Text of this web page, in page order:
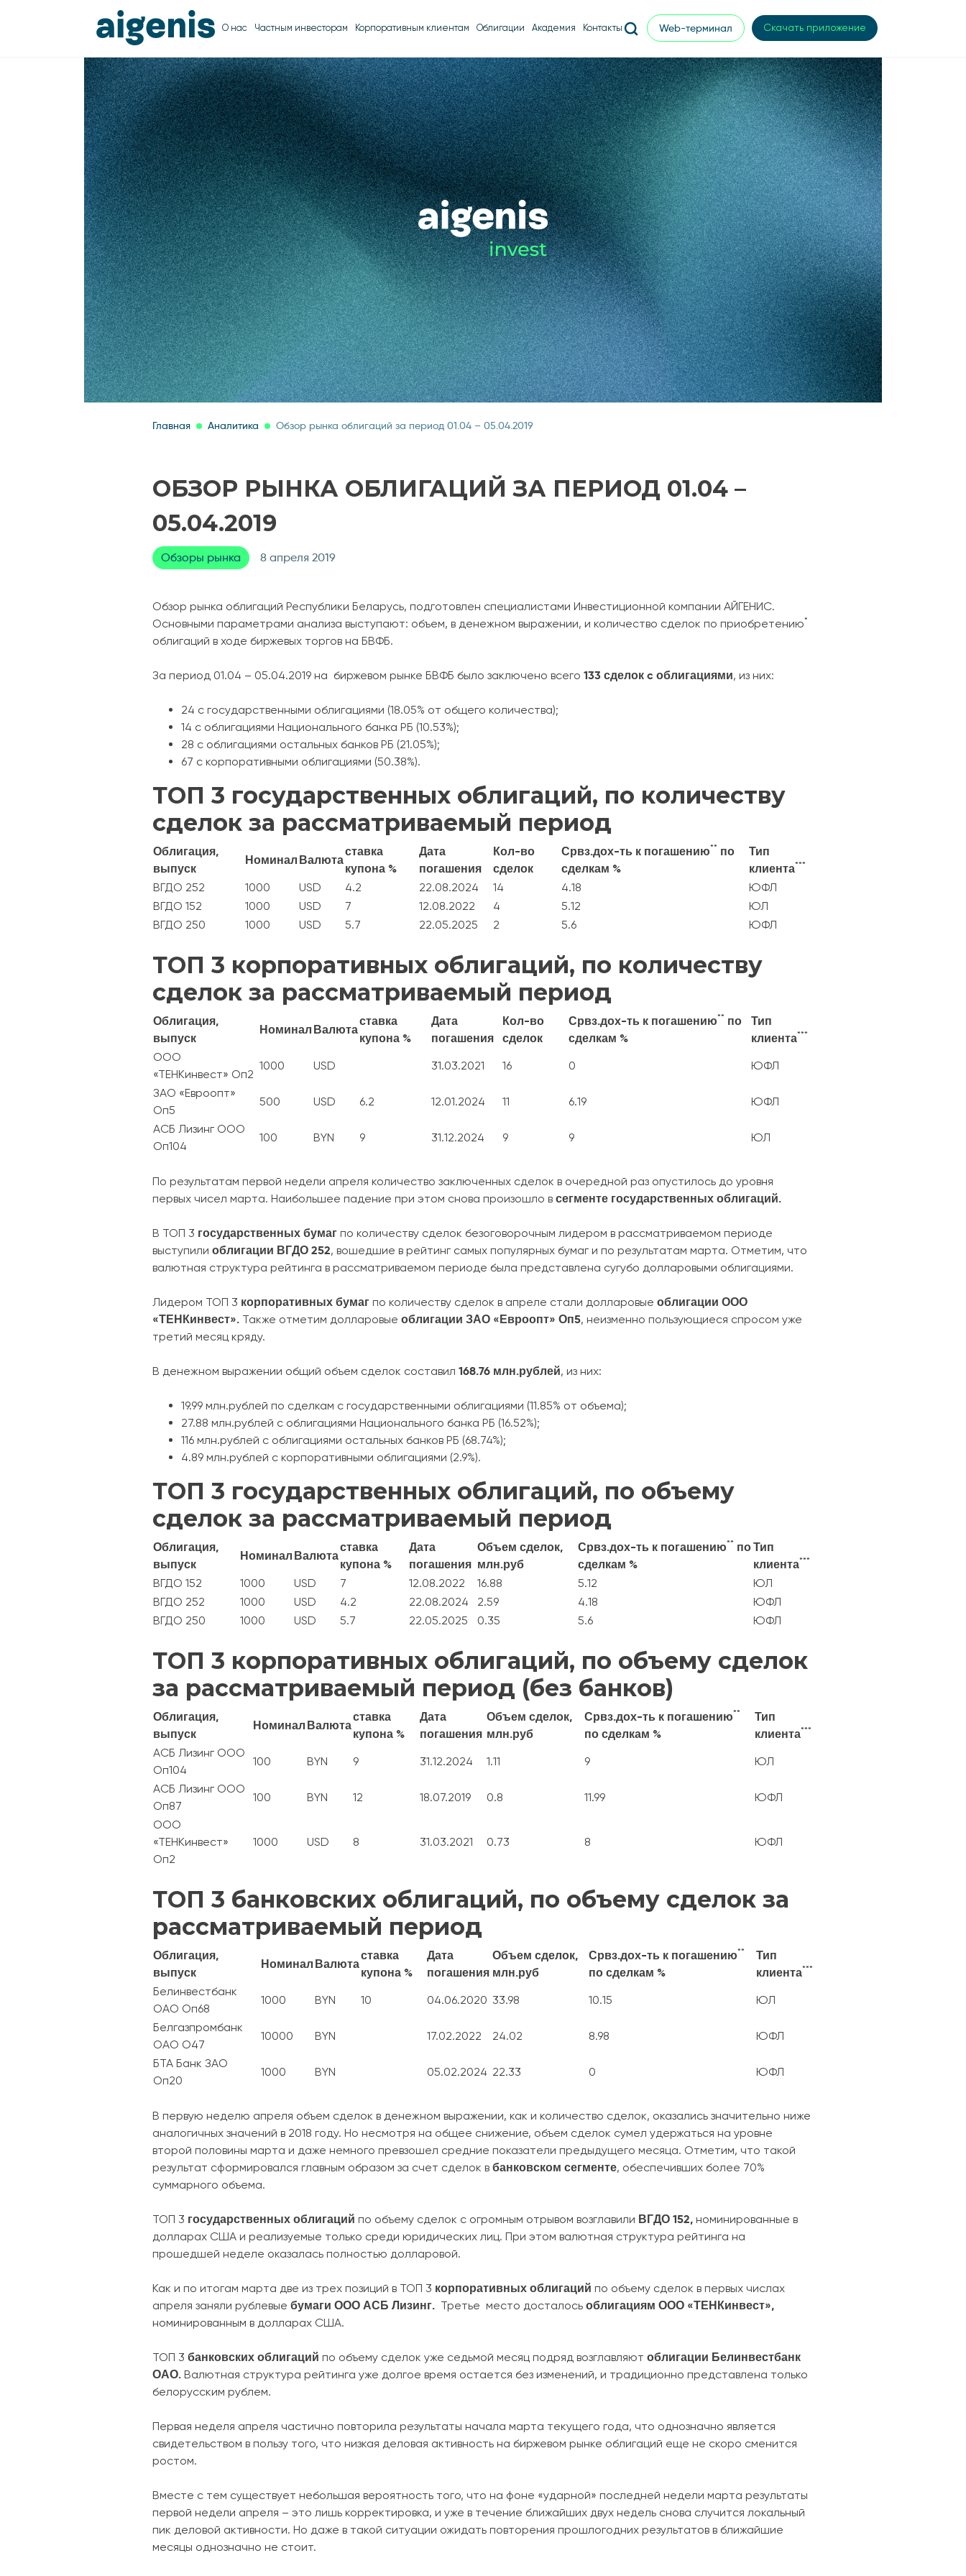
О нас Частным инвесторам Корпоративным клиентам Облигации Академия Контакты Web-терминал Скачать приложение
Главная Аналитика Обзор рынка облигаций за период 01.04 – 05.04.2019
ОБЗОР РЫНКА ОБЛИГАЦИЙ ЗА ПЕРИОД 01.04 –
05.04.2019
Обзоры рынка 8 апреля 2019
Обзор рынка облигаций Республики Беларусь, подготовлен специалистами Инвестиционной компании АЙГЕНИС.
Основными параметрами анализа выступают: объем, в денежном выражении, и количество сделок по приобретению*
облигаций в ходе биржевых торгов на БВФБ.
За период 01.04 – 05.04.2019 на биржевом рынке БВФБ было заключено всего 133 сделокc облигациями, из них:
24 с государственными облигациями (18.05% от общего количества);
14 с облигациями Национального банка РБ (10.53%);
28 с облигациями остальных банков РБ (21.05%);
67 с корпоративными облигациями (50.38%).
ТОП 3 государственных облигаций, по количеству
сделок за рассматриваемый период
Облигация,
выпуск
НоминалВалюта
ставка
купона %
Дата
погашения
Кол-во
сделок
Срвз.дох-ть к погашению** по
сделкам %
Тип
клиента***
ВГДО 252 1000 USD 4.2 22.08.2024 14 4.18
ЮФЛ
ВГДО 152
1000 USD 7 12.08.2022 4 5.12
ЮЛ
ВГДО 250
1000 USD 5.7 22.05.2025 2 5.6 ЮФЛ
ТОП 3 корпоративных облигаций, по количеству
сделок за рассматриваемый период
Облигация,
выпуск
НоминалВалюта
ставка
купона %
Дата
погашения
Кол-во
сделок
Срвз.дох-ть к погашению** по
сделкам %
Тип
клиента***
ООО
«ТЕНКинвест» Оп2
1000 USD 31.03.2021 16 0
ЮФЛ
ЗАО «Евроопт»
Оп5
500 USD 6.2 12.01.2024 11 6.19
ЮФЛ
АСБ Лизинг ООО
Оп104
100 BYN 9 31.12.2024 9 9 ЮЛ
По результатам первой недели апреля количество заключенных сделок в очередной раз опустилось до уровня
первых чисел марта. Наибольшее падение при этом снова произошло в сегменте государственных облигаций.
В ТОП 3 государственных бумаг по количеству сделок безоговорочным лидером в рассматриваемом периоде
выступили облигации ВГДО 252, вошедшие в рейтинг самых популярных бумаг и по результатам марта. Отметим, что
валютная структура рейтинга в рассматриваемом периоде была представлена сугубо долларовыми облигациями.
Лидером ТОП 3 корпоративных бумаг по количеству сделок в апреле стали долларовые облигации ООО
«ТЕНКинвест». Также отметим долларовые облигации ЗАО «Евроопт» Оп5, неизменно пользующиеся спросом уже
третий месяц кряду.
В денежном выражении общий объем сделок составил 168.76 млн.рублей, из них:
19.99 млн.рублей по сделкам с государственными облигациями (11.85% от объема);
27.88 млн.рублей с облигациями Национального банка РБ (16.52%);
116 млн.рублей с облигациями остальных банков РБ (68.74%);
4.89 млн.рублей с корпоративными облигациями (2.9%).
ТОП 3 государственных облигаций, по объему
сделок за рассматриваемый период
Облигация,
выпуск
НоминалВалюта
ставка
купона %
Дата
погашения
Объем сделок,
млн.руб
Срвз.дох-ть к погашению** по
сделкам %
Тип
клиента***
ВГДО 152 1000 USD 7 12.08.2022 16.88 5.12
ЮЛ
ВГДО 252
1000 USD 4.2 22.08.2024 2.59 4.18
ЮФЛ
ВГДО 250
1000 USD 5.7 22.05.2025 0.35 5.6 ЮФЛ
ТОП 3 корпоративных облигаций, по объему сделок
за рассматриваемый период (без банков)
Облигация,
выпуск
НоминалВалюта
ставка
купона %
Дата
погашения
Объем сделок,
млн.руб
Срвз.дох-ть к погашению**
по сделкам %
Тип
клиента***
АСБ Лизинг ООО
Оп104
100 BYN 9 31.12.2024 1.11 9
ЮЛ
АСБ Лизинг ООО
Оп87
100 BYN 12 18.07.2019 0.8 11.99
ЮФЛ
ООО
«ТЕНКинвест»
Оп2
1000 USD 8 31.03.2021 0.73 8 ЮФЛ
ТОП 3 банковских облигаций, по объему сделок за
рассматриваемый период
Облигация,
выпуск
НоминалВалюта
ставка
купона %
Дата
погашения
Объем сделок,
млн.руб
Срвз.дох-ть к погашению**
по сделкам %
Тип
клиента***
Белинвестбанк
ОАО Оп68
1000 BYN 10 04.06.2020 33.98 10.15
ЮЛ
Белгазпромбанк
ОАО О47
10000 BYN 17.02.2022 24.02 8.98
ЮФЛ
БТА Банк ЗАО
Оп20
1000 BYN 05.02.2024 22.33 0 ЮФЛ
В первую неделю апреля объем сделок в денежном выражении, как и количество сделок, оказались значительно ниже
аналогичных значений в 2018 году. Но несмотря на общее снижение, объем сделок сумел удержаться на уровне
второй половины марта и даже немного превзошел средние показатели предыдущего месяца. Отметим, что такой
результат сформировался главным образом за счет сделок в банковском сегменте, обеспечивших более 70%
суммарного объема.
ТОП 3 государственных облигаций по объему сделок с огромным отрывом возглавили ВГДО 152, номинированные в
долларах США и реализуемые только среди юридических лиц. При этом валютная структура рейтинга на
прошедшей неделе оказалась полностью долларовой.
Как и по итогам марта две из трех позиций в ТОП 3 корпоративных облигаций по объему сделок в первых числах
апреля заняли рублевые бумаги ООО АСБ Лизинг. Третье место досталось облигациям ООО «ТЕНКинвест»,
номинированным в долларах США.
ТОП 3 банковских облигаций по объему сделок уже седьмой месяц подряд возглавляют облигации Белинвестбанк
ОАО. Валютная структура рейтинга уже долгое время остается без изменений, и традиционно представлена только
белорусским рублем.
Первая неделя апреля частично повторила результаты начала марта текущего года, что однозначно является
свидетельством в пользу того, что низкая деловая активность на биржевом рынке облигаций еще не скоро сменится
ростом.
Вместе с тем существует небольшая вероятность того, что на фоне «ударной» последней недели марта результаты
первой недели апреля – это лишь корректировка, и уже в течение ближайших двух недель снова случится локальный
пик деловой активности. Но даже в такой ситуации ожидать повторения прошлогодних результатов в ближайшие
месяцы однозначно не стоит.